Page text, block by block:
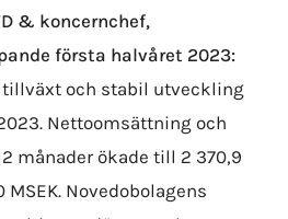
& koncernchef,
första halvåret 2023:
tillväxt och stabil utveckling
Nettoomsättning och
månader ökade till 2 370,9
MSEK. Novedobolagens